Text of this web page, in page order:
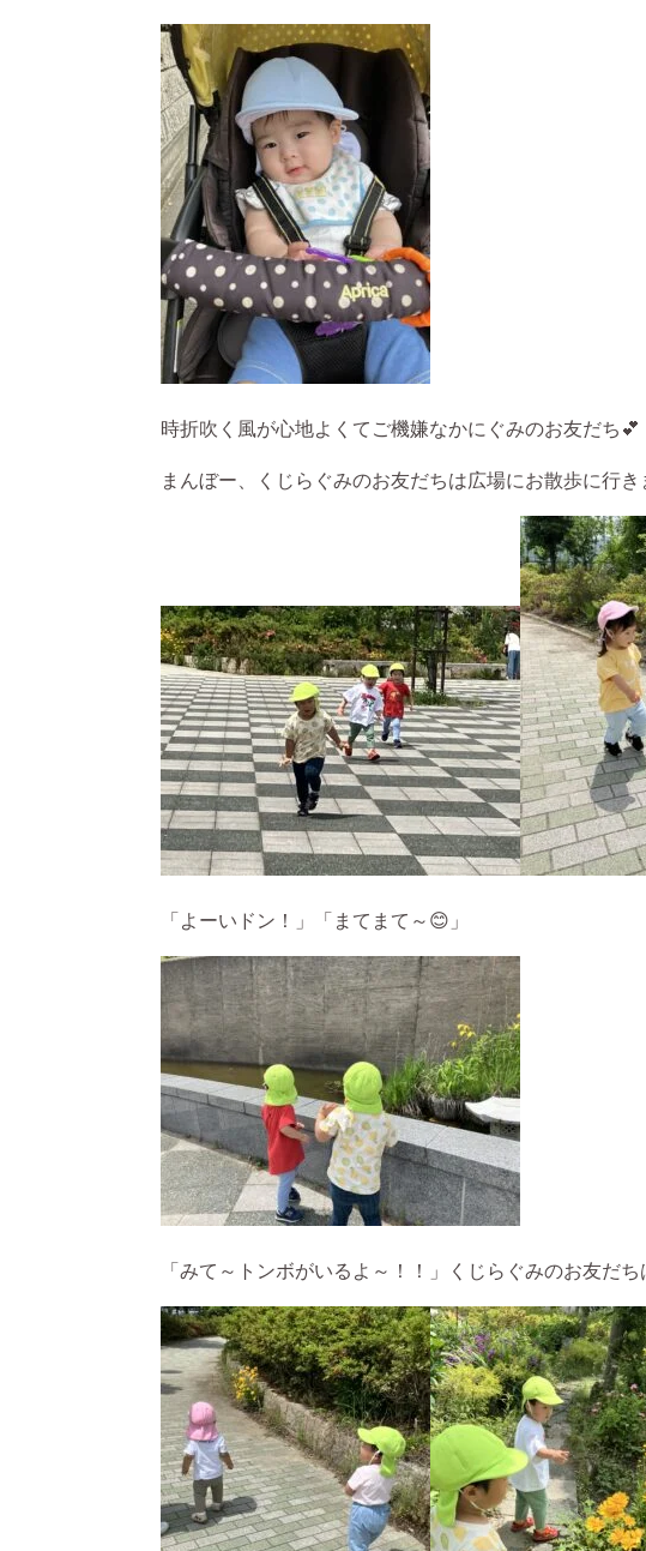
時折吹く風が心地よくてご機嫌なかにぐみのお友だち💕
まんぼー、くじらぐみのお友だちは広場にお散歩に行き
「よーいドン！」「まてまて～😊」
「みて～トンボがいるよ～！！」くじらぐみのお友だ